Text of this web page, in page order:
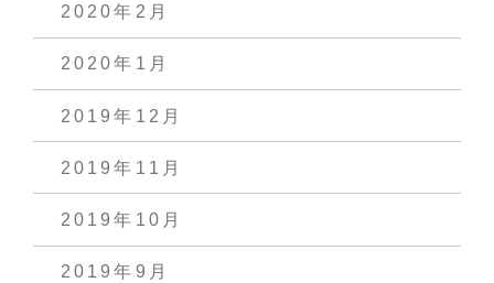
2020年2月
2020年1月
2019年12月
2019年11月
2019年10月
2019年9月